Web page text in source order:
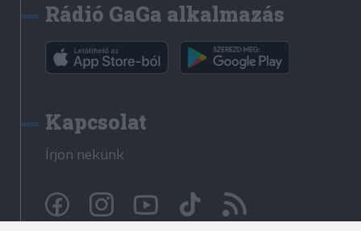
Rádió GaGa alkalmazás
Kapcsolat
Írjon nekünk